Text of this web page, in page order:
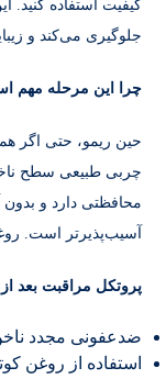
کیفیت استفاده
جلوگیری می‌کند و
چرا این مرحله مهم
حین ریمو، حتی اگر
چربی طبیعی سطح
محافظتی دارد و بدون
آسیب‌پذیرتر است.
پروتکل مراقبت بعد
ضدعفونی مجدد ناخن